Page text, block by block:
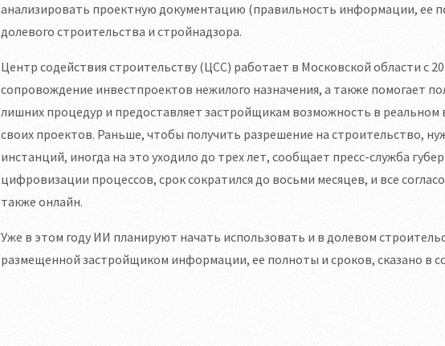
анализировать проектную документацию (правильность информации, ее
долевого строительства и стройнадзора.
Центр содействия строительству (ЦСС) работает в Московской области с
сопровождение инвестпроектов нежилого назначения, а также помогает
лишних процедур и предоставляет застройщикам возможность в реальном
своих проектов. Раньше, чтобы получить разрешение на строительство,
инстанций, иногда на это уходило до трех лет, сообщает пресс-служба
цифровизации процессов, срок сократился до восьми месяцев, и все
также онлайн.
Уже в этом году ИИ планируют начать использовать и в долевом
размещенной застройщиком информации, ее полноты и сроков, сказано в